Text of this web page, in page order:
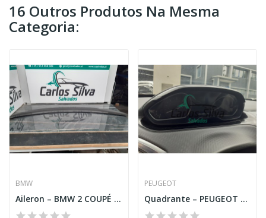
16 Outros Produtos Na Mesma
Categoria:
BMW
Aileron – BMW 2 COUPÉ (F22, F87)
PEUGEOT
Quadrante – PEUGEOT 208 I (CA_,CC_)